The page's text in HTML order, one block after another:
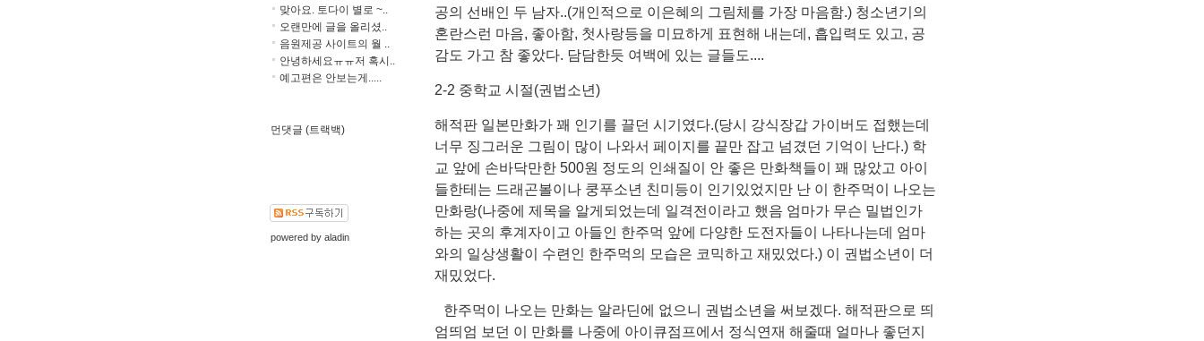
맞아요. 토다이 별로 ~..
오랜만에 글을 올리셨..
음원제공 사이트의 월 ..
안녕하세요ㅠㅠ저 혹시..
예고편은 안보는게.....
먼댓글 (트랙백)
powered by aladin
공의 선배인 두 남자..(개인적으로 이은혜의 그림체를 가장 마음함.) 청소년기의
혼란스런 마음, 좋아함, 첫사랑등을 미묘하게 표현해 내는데, 흡입력도 있고, 공
감도 가고 참 좋았다. 담담한듯 여백에 있는 글들도....
2-2 중학교 시절(권법소년)
해적판 일본만화가 꽤 인기를 끌던 시기였다.(당시 강식장갑 가이버도 접했는데
너무 징그러운 그림이 많이 나와서 페이지를 끝만 잡고 넘겼던 기억이 난다.) 학
교 앞에 손바닥만한 500원 정도의 인쇄질이 안 좋은 만화책들이 꽤 많았고 아이
들한테는 드래곤볼이나 쿵푸소년 친미등이 인기있었지만 난 이 한주먹이 나오는
만화랑(나중에 제목을 알게되었는데 일격전이라고 했음 엄마가 무슨 밀법인가
하는 곳의 후계자이고 아들인 한주먹 앞에 다양한 도전자들이 나타나는데 엄마
와의 일상생활이 수련인 한주먹의 모습은 코믹하고 재밌었다.) 이 권법소년이 더
재밌었다.
한주먹이 나오는 만화는 알라딘에 없으니 권법소년을 써보겠다. 해적판으로 띄
엄띄엄 보던 이 만화를 나중에 아이큐점프에서 정식연재 해줄때 얼마나 좋던지